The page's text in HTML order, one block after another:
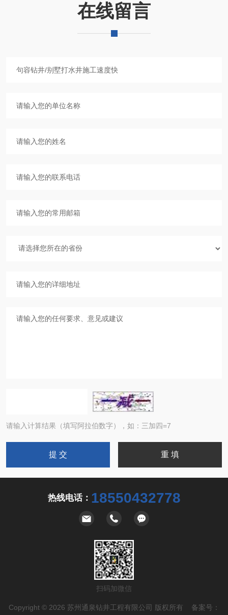
在线留言
请输入计算结果（填写阿拉伯数字），如：三加四=7
热线电话： 18550432778
扫码加微信
Copyright © 2026 苏州通泉钻井工程有限公司 版权所有 备案号：